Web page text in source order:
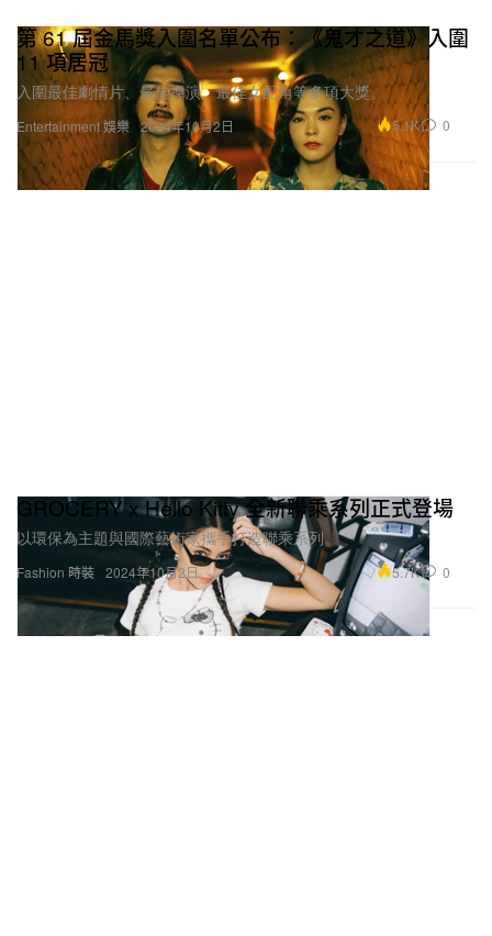
Entertainment 娛樂
第 61 屆金馬獎入圍名單公布：《鬼才之道》入圍
11 項居冠
入圍最佳劇情片、最佳導演、最佳女配角等多項大獎。
2024年10月2日 5.1K 0
Fashion 時裝
GROCERY x Hello Kitty 全新聯乘系列正式登場
以環保為主題與國際藝術家攜手打造聯乘系列。
2024年10月2日 5.7K 0